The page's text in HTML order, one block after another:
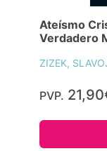
Ateísmo
Verdadero
ZIZEK,
PVP.